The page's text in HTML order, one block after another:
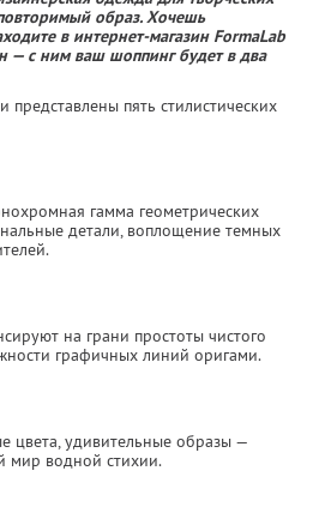
образ. Хочешь
в интернет-магазин FormaLab
— с ним ваш шоппинг будет в два
представлены пять стилистических
гамма геометрических
детали, воплощение темных
на грани простоты чистого
графичных линий оригами.
цвета, удивительные образы —
мир водной стихии.